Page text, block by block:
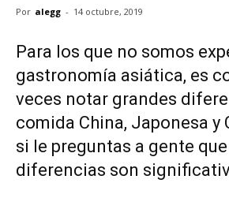
Por alegg - 14 octubre, 2019
Para los que no somos
gastronomía asiática, es
veces notar grandes
comida China, Japonesa y
si le preguntas a gente
diferencias son